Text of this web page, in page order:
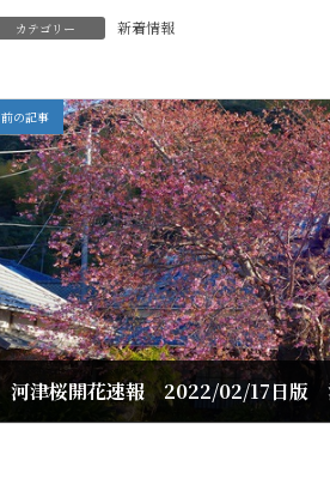
カテゴリー 新着情報
前の記事
河津桜開花速報 2022/02/17日版